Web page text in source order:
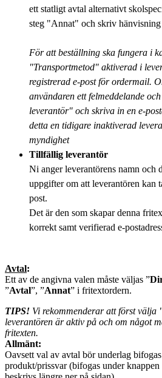
ett statligt avtal alternativt
steg "Annat" och skriv
För att beställning ska fungera i
"Transportmetod" aktiverad i
registrerad e-post för ordermail.
användaren ett felmeddelande
leverantör" och skriva in en e-
detta en tidigare inaktiverad
myndighet
Tillfällig leverantör
Ni anger leverantörens namn och
uppgifter om att leverantören kan
post.
Det är den som skapar denna
korrekt samt verifierad e-
Avtal:
Ett av de angivna valen måste väljas ”
”Avtal”, ”Annat” i fritextordern.
TIPS! Vi rekommenderar att först
leverantören är aktiv på och om något
fritexten.
Allmänt:
Oavsett val av avtal bör underlag
produkt/prissvar (bifogas under knappen